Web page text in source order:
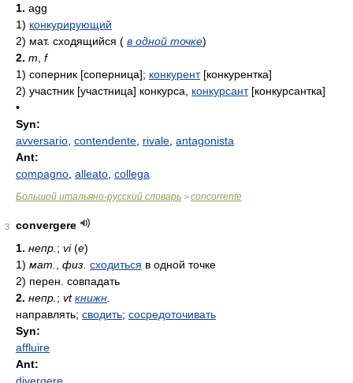
1. agg
1) конкурирующий
2) мат. сходящийся ( в одной точке)
2. m f
1) соперник [соперница]; конкурент[конкурентка]
2) участник [участница] конкурса, конкурсант[конкурсантка]
•
Syn:
avversario contendente rivale antagonista
Ant:
compagno alleato collega
Большой итальяно-русский словарь > concorrente
3
convergere
1. непр. ; vi(e)
1) мат. физ. сходиться в одной точке
2) перен. совпадать
2. непр. ; vtкнижн
направлять; сводить; сосредоточивать
Syn:
affluire
Ant: